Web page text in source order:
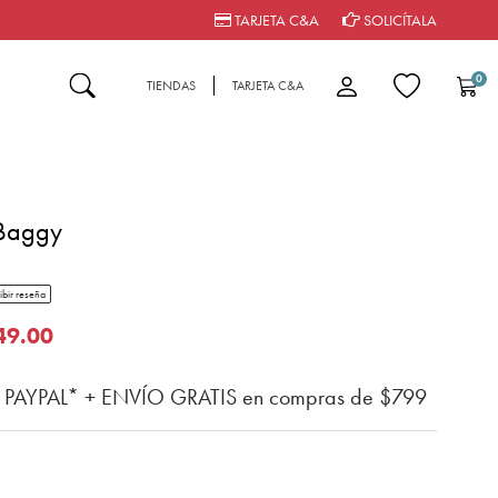
TARJETA C&A SOLICÍTALA
TIENDAS TARJETA C&A 0
cliente
rating
reseña
de
+ ENVÍO GRATIS en compras de $799